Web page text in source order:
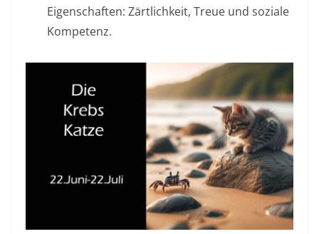
Eigenschaften: Zärtlichkeit, Treue und soziale
Kompetenz.